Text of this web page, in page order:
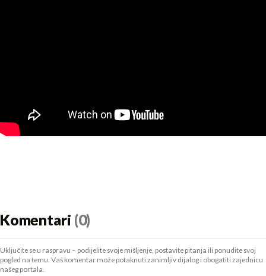
Komentari (0)
Uključite se u raspravu – podijelite svoje mišljenje, postavite pitanja ili ponudite svoj
pogled na temu. Vaš komentar može potaknuti zanimljiv dijalog i obogatiti zajednicu
našeg portala.